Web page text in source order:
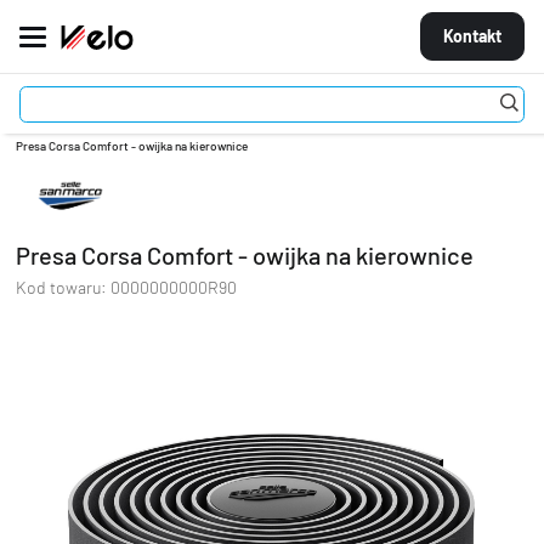
Kontakt
MARKI
ROWERY
CZĘŚCI
KOŁA
Części Chwyty kierownicy i owijki
Owijki
Presa Corsa Comfort - owijka na kierownice
Presa Corsa Comfort - owijka na kierownice
Kod towaru: 0000000000R90